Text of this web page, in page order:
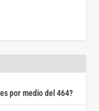
por medio del 464?